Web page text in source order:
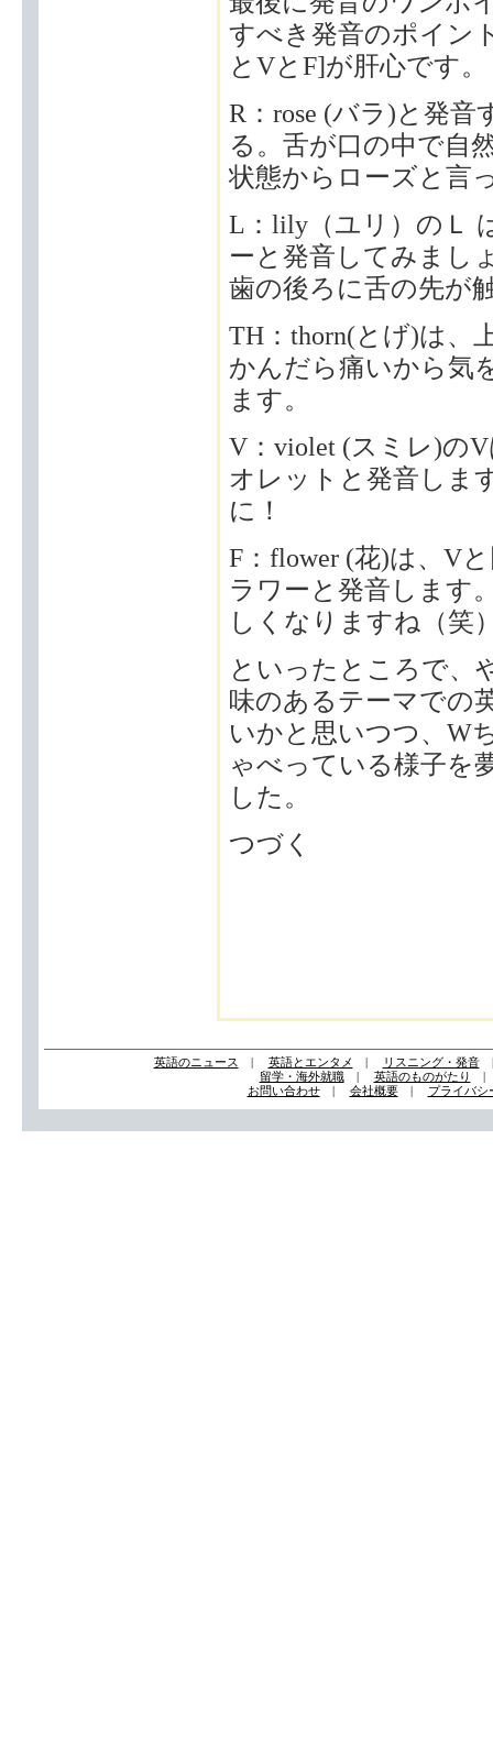
すべき発音のポイン
とVとF]が肝心です。
R：rose (バラ)と発
る。舌が口の中で自
状態からローズと言
L：lily（ユリ）のＬ
ーと発音してみまし
歯の後ろに舌の先が
TH：thorn(とげ)は、
かんだら痛いから気
ます。
V：violet (スミレ)の
オレットと発音しま
に！
F：flower (花)は、V
ラワーと発音します
しくなりますね（笑
といったところで、
味のあるテーマでの
いかと思いつつ、W
ゃべっている様子を
した。
つづく
英語のニュース | 英語とエンタメ | リスニング・発音
留学・海外就職| 英語のものがたり
お問い合わせ| 会社概要| プライバシ